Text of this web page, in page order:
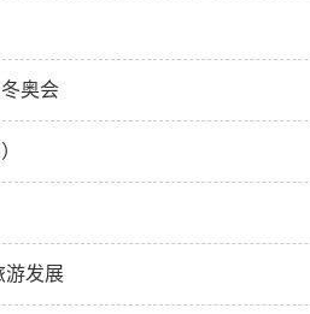
奥会
游发展